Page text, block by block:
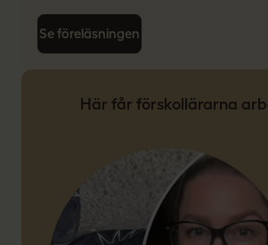
Se föreläsningen
Här får förskollärarna